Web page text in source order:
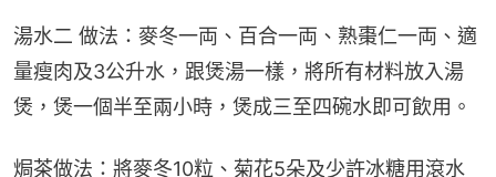
湯水二 做法：麥冬一両、百合一両、熟棗仁一両、適
量瘦肉及3公升水，跟煲湯一樣，將所有材料放入湯
煲，煲一個半至兩小時，煲成三至四碗水即可飲用。
焗茶做法：將麥冬10粒、菊花5朵及少許冰糖用滾水